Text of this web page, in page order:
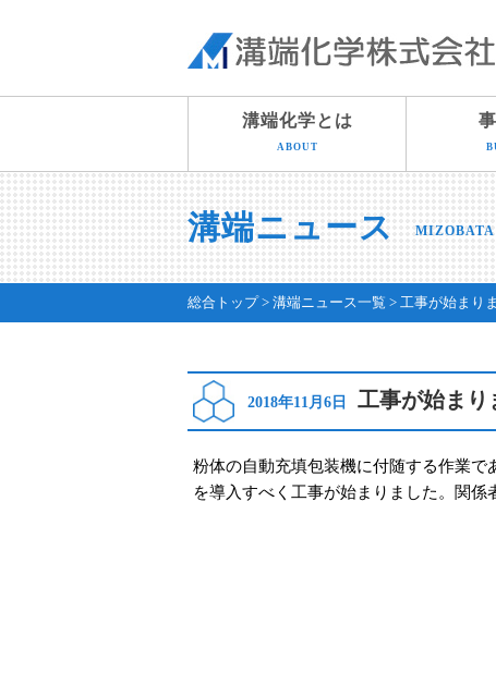
溝端化学とは
ABOUT
溝端ニュース MIZOBATA
総合トップ 溝端ニュース一覧 工事が始まり
2018年11月6日 工事が始まり
粉体の自動充填包装機に付随する作業
を導入すべく工事が始まりました。関係